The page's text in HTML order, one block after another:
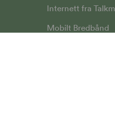
Internett fra
Mobilt Bredbånd